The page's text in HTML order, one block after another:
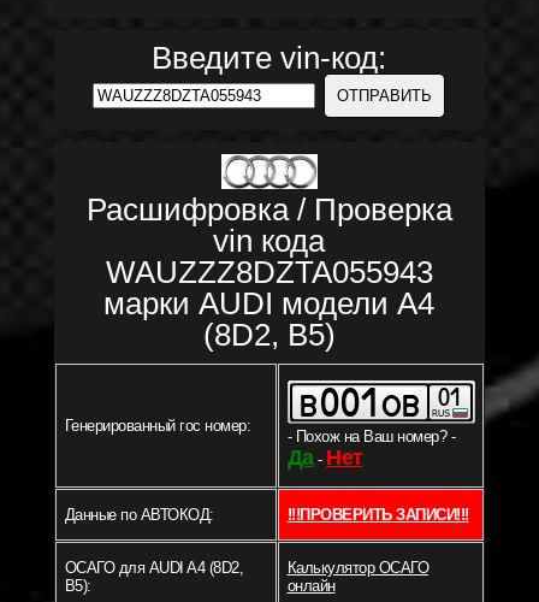
Введите vin-код:
Расшифровка / Проверка
vin кода
WAUZZZ8DZTA055943
марки AUDI модели A4
(8D2, B5)
Генерированный гос номер:
- Похож на Ваш номер? -
Да- Нет
Данные по АВТОКОД: !!!ПРОВЕРИТЬ ЗАПИСИ!!!
ОСАГО для AUDI A4 (8D2,
B5):
Калькулятор ОСАГО
онлайн